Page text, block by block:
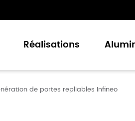
Réalisations
de portes repliables Infineo